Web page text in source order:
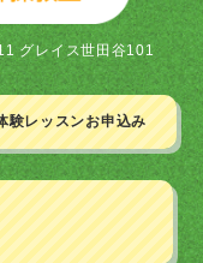
グレイス世田谷101
験レッスンお申込み